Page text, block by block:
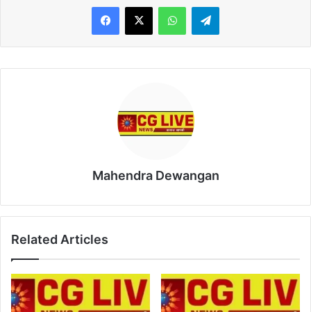
WhatsAppTelegram
Mahendra Dewangan
Related Articles